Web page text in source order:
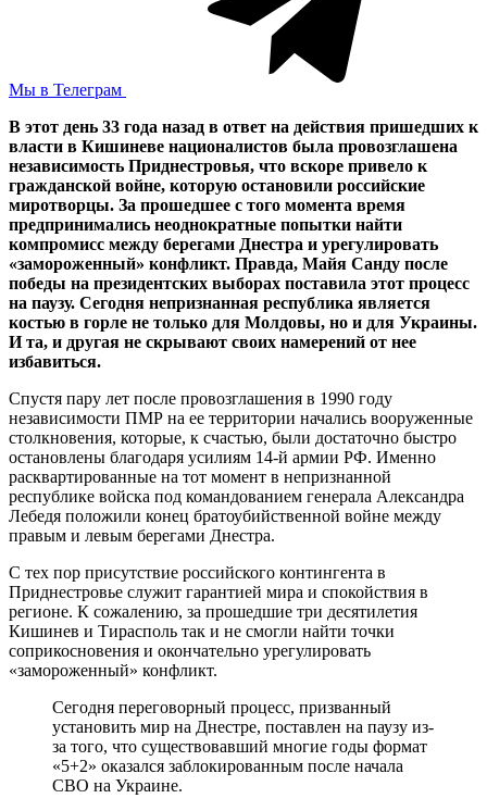
Мы в Телеграм
В этот день 33 года назад в ответ на действия пришедших к
власти в Кишиневе националистов была провозглашена
независимость Приднестровья, что вскоре привело к
гражданской войне, которую остановили российские
миротворцы. За прошедшее с того момента время
предпринимались неоднократные попытки найти
компромисс между берегами Днестра и урегулировать
«замороженный» конфликт. Правда, Майя Санду после
победы на президентских выборах поставила этот процесс
на паузу. Сегодня непризнанная республика является
костью в горле не только для Молдовы, но и для Украины.
И та, и другая не скрывают своих намерений от нее
избавиться.
Спустя пару лет после провозглашения в 1990 году
независимости ПМР на ее территории начались вооруженные
столкновения, которые, к счастью, были достаточно быстро
остановлены благодаря усилиям 14-й армии РФ. Именно
расквартированные на тот момент в непризнанной
республике войска под командованием генерала Александра
Лебедя положили конец братоубийственной войне между
правым и левым берегами Днестра.
С тех пор присутствие российского контингента в
Приднестровье служит гарантией мира и спокойствия в
регионе. К сожалению, за прошедшие три десятилетия
Кишинев и Тирасполь так и не смогли найти точки
соприкосновения и окончательно урегулировать
«замороженный» конфликт.
Сегодня переговорный процесс, призванный
установить мир на Днестре, поставлен на паузу из-
за того, что существовавший многие годы формат
«5+2» оказался заблокированным после начала
СВО на Украине.